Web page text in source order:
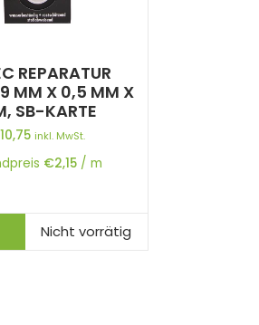
REPARATUR
MM X 0,5 MM X
SB-KARTE
10,75 inkl. MwSt.
€2,15/ m
Nicht vorrätig